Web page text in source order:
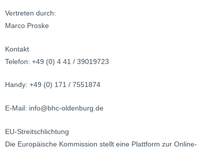
Vertreten durch:
Marco Proske
Kontakt
Telefon: +49 (0) 4 41 / 39019723
Handy: +49 (0) 171 / 7551874
E-Mail: info@bhc-oldenburg.de
EU-Streitschlichtung
Die Europäische Kommission stellt eine Plattform zur Online-